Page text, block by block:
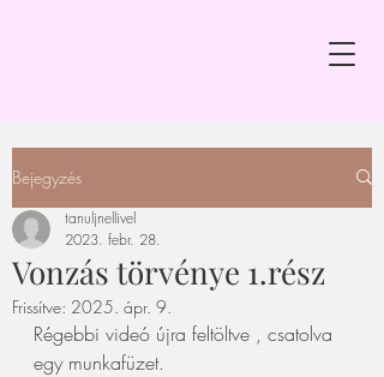
Bejegyzés
Vonzás törvénye 1.rész
tanuljnellivel
2023. febr. 28.
Frissítve: 2025. ápr. 9.
Régebbi videó újra feltöltve , csatolva
egy munkafüzet.